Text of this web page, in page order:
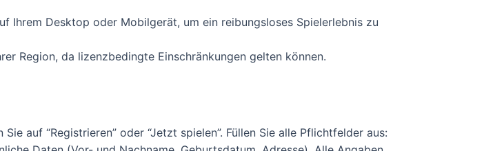
Ihrem Desktop oder Mobilgerät, um ein reibungsloses Spielerlebnis zu
Region, da lizenzbedingte Einschränkungen gelten können.
auf “Registrieren” oder “Jetzt spielen”. Füllen Sie alle Pflichtfelder aus: